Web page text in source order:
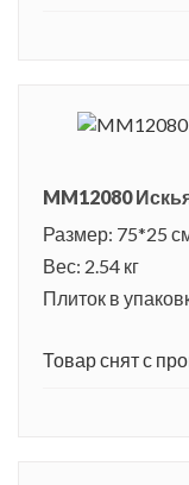
MM12080
Размер: 75*25
Вес: 2.54 кг
Плиток в
Товар снят с